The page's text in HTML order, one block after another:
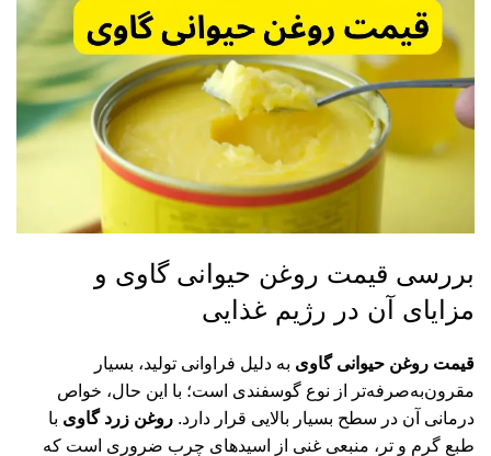
بررسی قیمت روغن حیوانی گاوی و
مزایای آن در رژیم غذایی
قیمت روغن حیوانی گاوی به دلیل فراوانی تولید، بسیار
مقرون‌به‌صرفه‌تر از نوع گوسفندی است؛ با این حال، خواص
درمانی آن در سطح بسیار بالایی قرار دارد. روغن زرد گاوی با
طبع گرم و تر، منبعی غنی از اسیدهای چرب ضروری است که